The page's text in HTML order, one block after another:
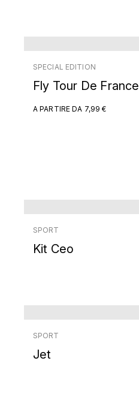
SPECIAL EDITION
Fly Tour De France
A PARTIRE DA 7,99 €
SPORT
Kit Ceo
SPORT
Jet